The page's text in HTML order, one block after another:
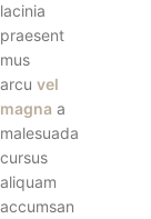
lacinia
praesent
mus
arcu vel
magna a
malesuada
cursus
aliquam
accumsan